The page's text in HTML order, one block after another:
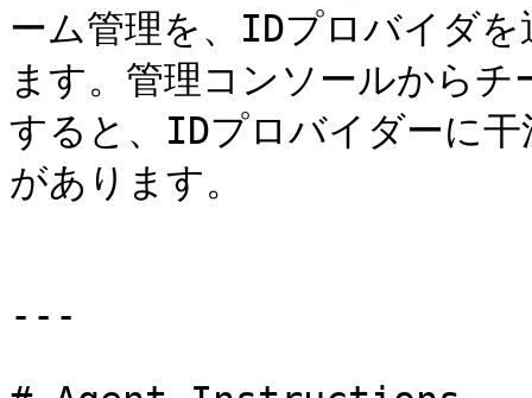
ーム管理を、IDプロバイダ
ます。管理コンソールから
すると、IDプロバイダーに
があります。
---